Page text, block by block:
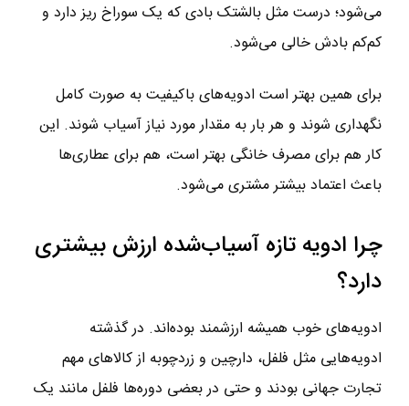
می‌شود؛ درست مثل بالشتک بادی که یک سوراخ ریز دارد و
کم‌کم بادش خالی می‌شود.
برای همین بهتر است ادویه‌های باکیفیت به صورت کامل
نگهداری شوند و هر بار به مقدار مورد نیاز آسیاب شوند. این
کار هم برای مصرف خانگی بهتر است، هم برای عطاری‌ها
باعث اعتماد بیشتر مشتری می‌شود.
چرا ادویه تازه آسیاب‌شده ارزش بیشتری
دارد؟
ادویه‌های خوب همیشه ارزشمند بوده‌اند. در گذشته
ادویه‌هایی مثل فلفل، دارچین و زردچوبه از کالاهای مهم
تجارت جهانی بودند و حتی در بعضی دوره‌ها فلفل مانند یک